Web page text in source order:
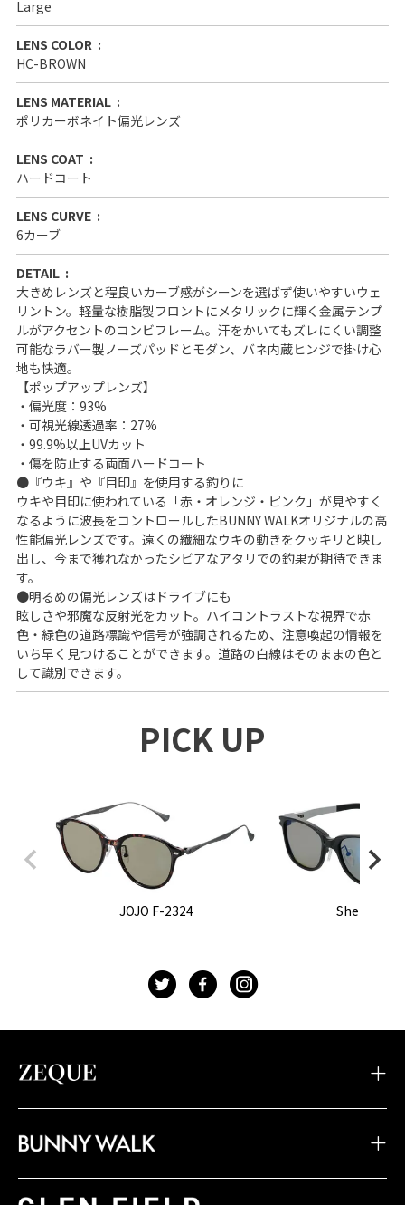
Large
LENS COLOR
HC-BROWN
LENS MATERIAL
ポリカーボネイト偏光レンズ
LENS COAT
ハードコート
LENS CURVE
6カーブ
DETAIL
大きめレンズと程良いカーブ感がシーンを選ばず使いやすいウェ
リントン。軽量な樹脂製フロントにメタリックに輝く金属テンプ
ルがアクセントのコンビフレーム。汗をかいてもズレにくい調整
可能なラバー製ノーズパッドとモダン、バネ内蔵ヒンジで掛け心
地も快適。
【ポップアップレンズ】
・偏光度：93%
・可視光線透過率：27%
・99.9%以上UVカット
・傷を防止する両面ハードコート
●『ウキ』や『目印』を使用する釣りに
ウキや目印に使われている「赤・オレンジ・ピンク」が見やすく
なるように波長をコントロールしたBUNNY WALKオリジナルの高
性能偏光レンズです。遠くの繊細なウキの動きをクッキリと映し
出し、今まで獲れなかったシビアなアタリでの釣果が期待できま
す。
●明るめの偏光レンズはドライブにも
眩しさや邪魔な反射光をカット。ハイコントラストな視界で赤
色・緑色の道路標識や信号が強調されるため、注意喚起の情報を
いち早く見つけることができます。道路の白線はそのままの色と
して識別できます。
PICK UP
JOJO F-2324 Sherry F-
t f g
・JOJO
・JAKE
・Juno
・Spike
・BW-032
・BW-027